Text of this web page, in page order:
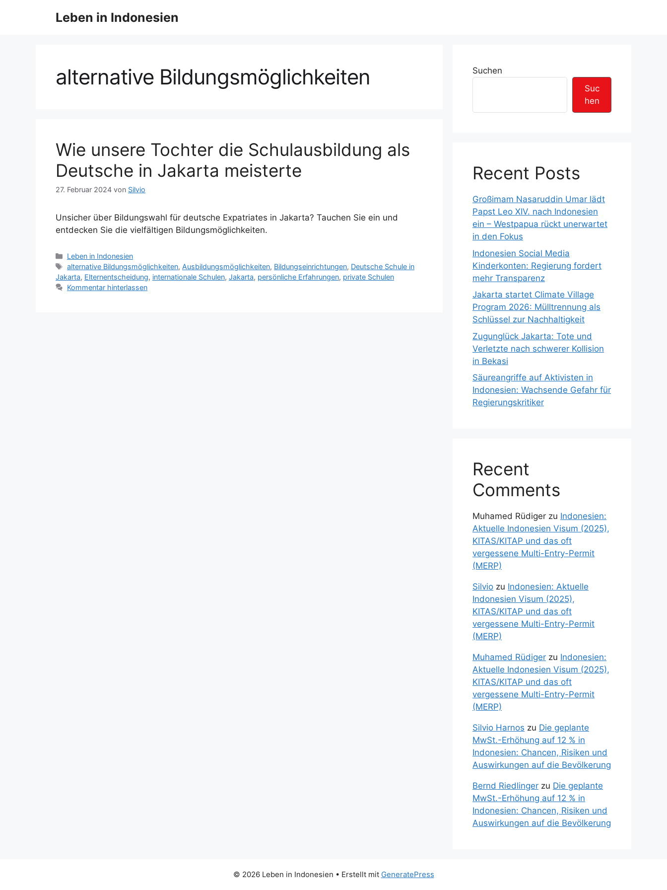
Leben in Indonesien
alternative Bildungsmöglichkeiten
Wie unsere Tochter die Schulausbildung als
Deutsche in Jakarta meisterte
27. Februar 2024 von Silvio
Unsicher über Bildungswahl für deutsche Expatriates in Jakarta? Tauchen Sie ein und
entdecken Sie die vielfältigen Bildungsmöglichkeiten.
K
a
t
e
Leben in Indonesien
S
c
h
alternative Bildungsmöglichkeiten, Ausbildungsmöglichkeiten, Bildungseinrichtungen, Deutsche Schule in
Jakarta, Elternentscheidung, internationale Schulen, Jakarta, persönliche Erfahrungen, private Schulen
Kommentar hinterlassen
Suchen
Suc
hen
Recent Posts
Großimam Nasaruddin Umar lädt
Papst Leo XIV. nach Indonesien
ein – Westpapua rückt unerwartet
in den Fokus
Indonesien Social Media
Kinderkonten: Regierung fordert
mehr Transparenz
Jakarta startet Climate Village
Program 2026: Mülltrennung als
Schlüssel zur Nachhaltigkeit
Zugunglück Jakarta: Tote und
Verletzte nach schwerer Kollision
in Bekasi
Säureangriffe auf Aktivisten in
Indonesien: Wachsende Gefahr für
Regierungskritiker
Recent
Comments
Muhamed Rüdiger zu Indonesien:
Aktuelle Indonesien Visum (2025),
KITAS/KITAP und das oft
vergessene Multi-Entry-Permit
(MERP)
Silvio zu Indonesien: Aktuelle
Indonesien Visum (2025),
KITAS/KITAP und das oft
vergessene Multi-Entry-Permit
(MERP)
Muhamed Rüdiger zu Indonesien:
Aktuelle Indonesien Visum (2025),
KITAS/KITAP und das oft
vergessene Multi-Entry-Permit
(MERP)
Silvio Harnos zu Die geplante
MwSt.-Erhöhung auf 12 % in
Indonesien: Chancen, Risiken und
Auswirkungen auf die Bevölkerung
Bernd Riedlinger zu Die geplante
MwSt.-Erhöhung auf 12 % in
Indonesien: Chancen, Risiken und
Auswirkungen auf die Bevölkerung
© 2026 Leben in Indonesien • Erstellt mit GeneratePress